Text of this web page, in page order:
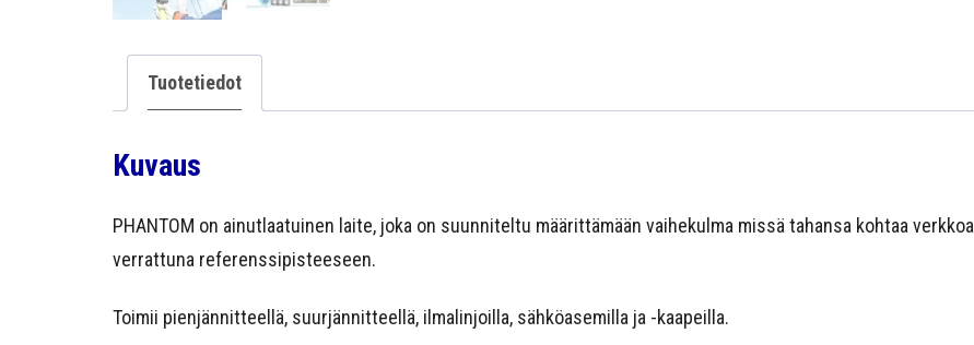
Tuotetiedot
Kuvaus
PHANTOM on ainutlaatuinen laite, joka on suunniteltu määrittämään vaihekulma missä tahansa kohtaa verkkoa
verrattuna referenssipisteeseen.
Toimii pienjännitteellä, suurjännitteellä, ilmalinjoilla, sähköasemilla ja -kaapeilla.